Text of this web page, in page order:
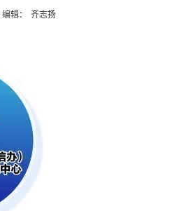
编辑： 齐志扬